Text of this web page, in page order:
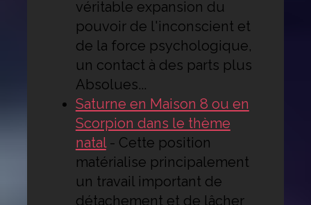
véritable expansion du
pouvoir de l'inconscient et
de la force psychologique,
un contact à des parts plus
Absolues...
Saturne en Maison 8 ou en
Scorpion dans le thème
natal - Cette position
matérialise principalement
un travail important de
détachement et de lâcher